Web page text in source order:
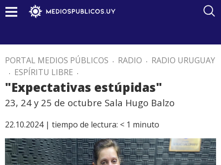
PORTAL MEDIOS PÚBLICOS . RADIO . RADIO URUGUAY
. ESPÍRITU LIBRE .
"Expectativas estúpidas"
23, 24 y 25 de octubre Sala Hugo Balzo
22.10.2024 | tiempo de lectura: < 1 minuto